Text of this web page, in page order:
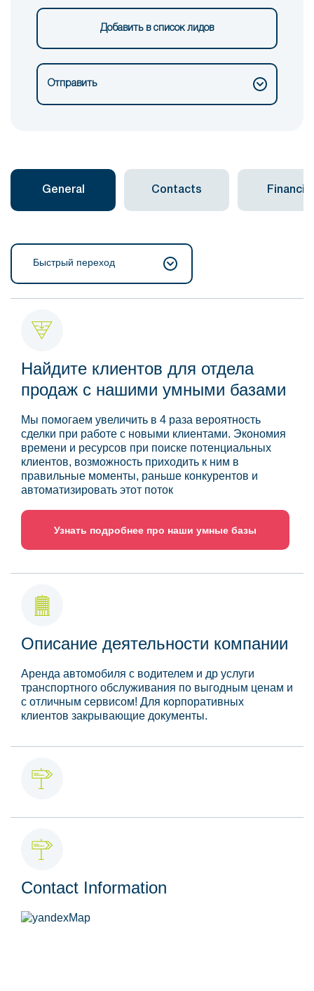
Добавить в список лидов
Отправить
General Contacts Financial
Быстрый переход
Найдите клиентов для отдела
продаж с нашими умными базами
Мы помогаем увеличить в 4 раза вероятность
сделки при работе с новыми клиентами. Экономия
времени и ресурсов при поиске потенциальных
клиентов, возможность приходить к ним в
правильные моменты, раньше конкурентов и
автоматизировать этот поток
Узнать подробнее про наши умные базы
Описание деятельности компании
Аренда автомобиля с водителем и др услуги
транспортного обслуживания по выгодным ценам и
с отличным сервисом! Для корпоративных
клиентов закрывающие документы.
Contact Information